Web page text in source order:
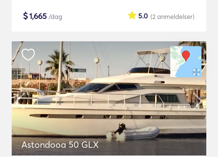
$1,665 /dag (2 anmeldelser)
5.0
Astondooa 50 GLX